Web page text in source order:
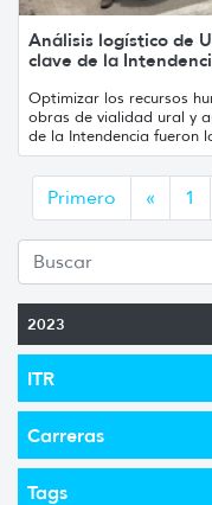
2023
ITR
Carreras
Tags
Análisis logístico de
clave de la
Optimizar los recursos
obras de vialidad ural y
de la Intendencia fueron
Primero « 1